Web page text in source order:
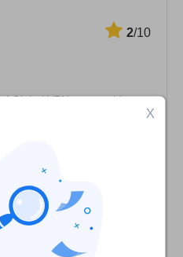
2/10
Globel VPN angemeldet
zur Abmeldung
Anfrage sind vier Tage
erhalten zu haben. Im
innerhalb von 24
X